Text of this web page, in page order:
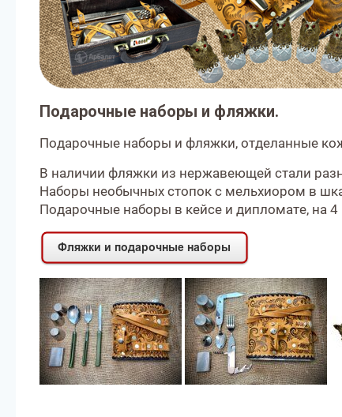
Подарочные наборы и фляжки.
Подарочные наборы и фляжки, отделанные
В наличии фляжки из нержавеющей стали
Наборы необычных стопок с мельхиором в
Подарочные наборы в кейсе и дипломате, на 4